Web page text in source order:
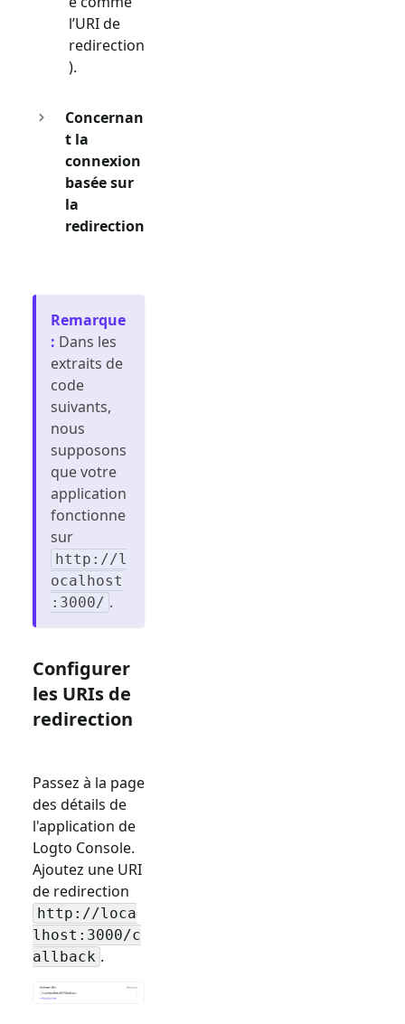
l’URI de
redirection
).
Concernan
t la
connexion
basée sur
la
redirection
Remarque
: Dans les
extraits de
code
suivants,
nous
supposons
que votre
application
fonctionne
sur
http://l
ocalhost
:3000/ .
Configurer
les URIs de
redirection
Passez à la page
des détails de
l'application de
Logto Console.
Ajoutez une URI
de redirection
http://loca
lhost:3000/c
allback .